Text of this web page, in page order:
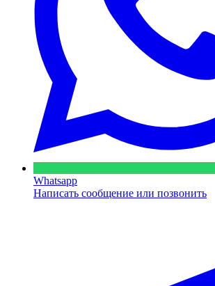
Whatsapp
Написать сообщение или позвонить